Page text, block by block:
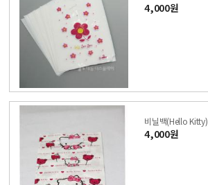
4,000원
비닐백(Hello Kitty)
4,000원